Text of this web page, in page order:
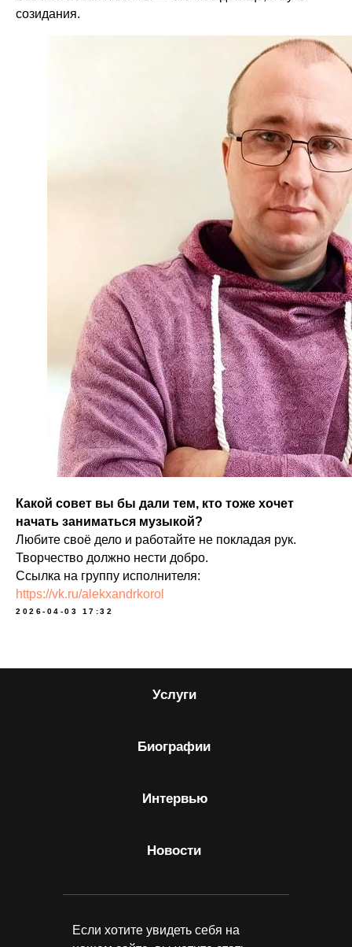
созидания.
Какой совет вы бы дали тем, кто тоже хочет
начать заниматься музыкой?
Любите своё дело и работайте не покладая рук.
Творчество должно нести добро.
Ссылка на группу исполнителя:
https://vk.ru/alekxandrkorol
2026-04-03 17:32
Услуги
Биографии
Интервью
Новости
Если хотите увидеть себя на